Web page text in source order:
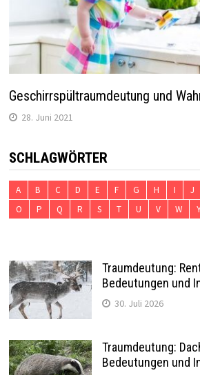
Geschirrspültraumdeutung und
28. Juni 2021
SCHLAGWÖRTER
A B C D E F G H I J
O
P Q R S T U V W
Traumdeutung:
Bedeutungen und
30. Juli 2026
Traumdeutung:
Bedeutungen und